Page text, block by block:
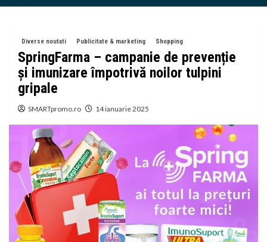
Diverse noutati Publicitate & marketing Shopping
SpringFarma – campanie de prevenție
și imunizare împotrivă noilor tulpini
gripale
SMARTpromo.ro 14 ianuarie 2025